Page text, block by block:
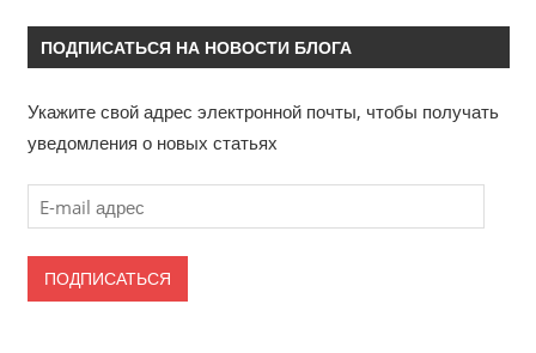
ПОДПИСАТЬСЯ НА НОВОСТИ БЛОГА
Укажите свой адрес электронной почты, чтобы получать
уведомления о новых статьях
-
m